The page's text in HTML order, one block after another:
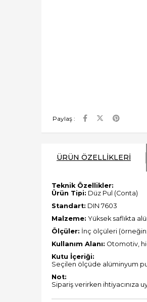
Paylaş :
ÜRÜN ÖZELLIKLERI
Teknik Özellikler:
Ürün Tipi: Düz Pul (Conta)
Standart: DIN 7603
Malzeme: Yüksek saflıkta
Ölçüler: İnç ölçüleri (örneğin:
Kullanım Alanı: Otomotiv,
Kutu İçeriği:
Seçilen ölçüde alüminyum
Not:
Sipariş verirken ihtiyacınıza